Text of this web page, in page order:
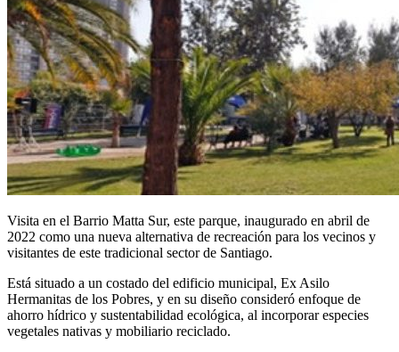
Visita en el Barrio Matta Sur, este parque, inaugurado en abril de
2022 como una nueva alternativa de recreación para los vecinos y
visitantes de este tradicional sector de Santiago.
Está situado a un costado del edificio municipal, Ex Asilo
Hermanitas de los Pobres, y en su diseño consideró enfoque de
ahorro hídrico y sustentabilidad ecológica, al incorporar especies
vegetales nativas y mobiliario reciclado.